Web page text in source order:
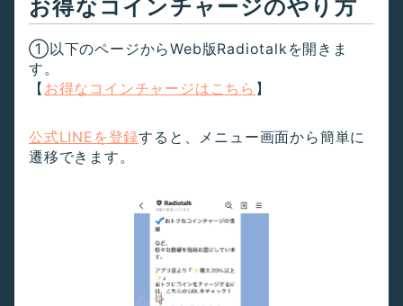
お得なコインチャージのやり方
①以下のページからWeb版Radiotalkを開きま
す。
【 お得なコインチャージはこちら 】
公式LINEを登録すると、メニュー画面から簡単に
遷移できます。